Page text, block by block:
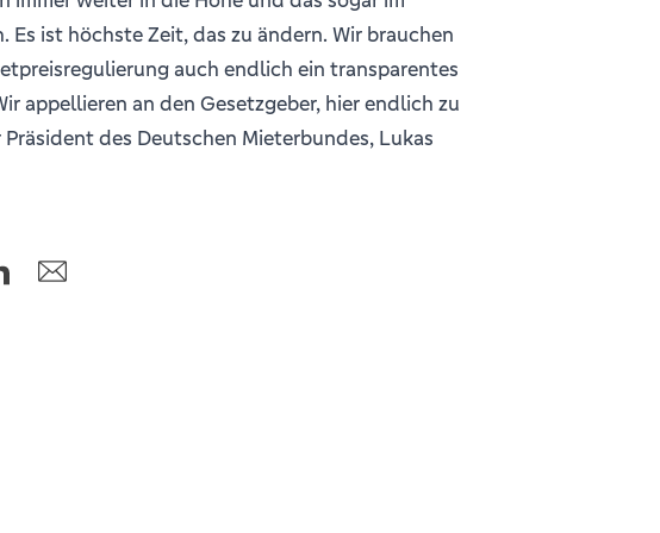
Es ist höchste Zeit, das zu ändern. Wir brauchen
auch endlich ein transparentes
appellieren an den Gesetzgeber, hier endlich zu
des Deutschen Mieterbundes, Lukas